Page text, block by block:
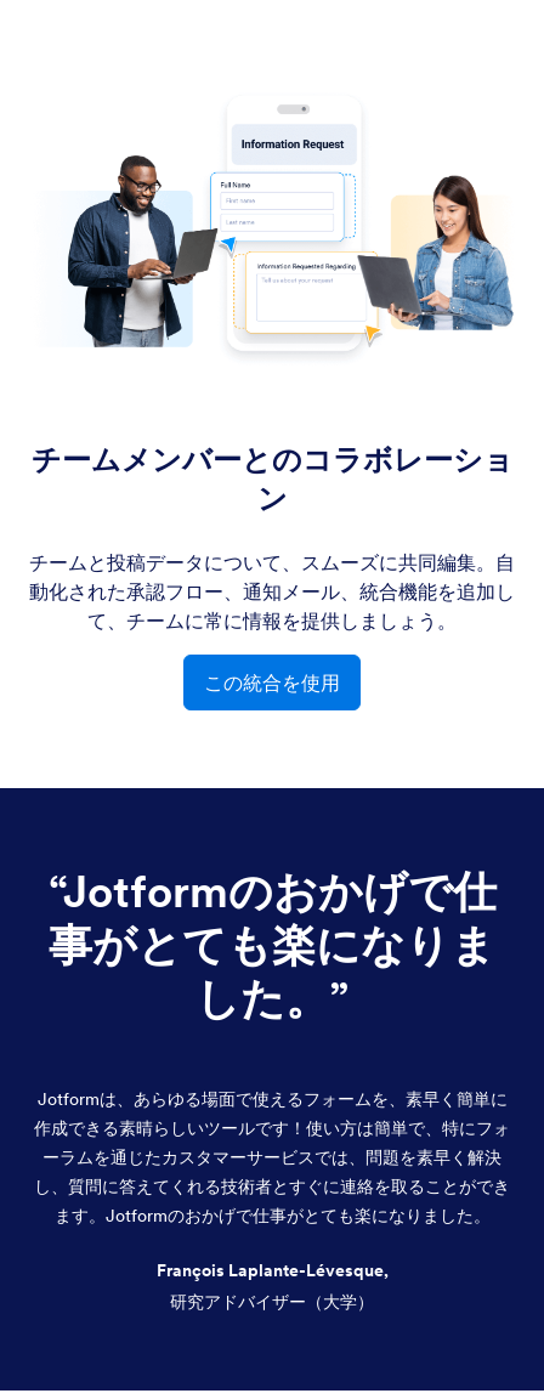
チームメンバーとのコラボレーショ
ン
チームと投稿データについて、スムーズに共同編集。自
動化された承認フロー、通知メール、統合機能を追加し
て、チームに常に情報を提供しましょう。
この統合を使用
“Jotformのおかげで仕
事がとても楽になりま
した。 ”
Jotformは、あらゆる場面で使えるフォームを、素早く簡単に
作成できる素晴らしいツールです！使い方は簡単で、特にフォ
ーラムを通じたカスタマーサービスでは、問題を素早く解決
し、質問に答えてくれる技術者とすぐに連絡を取ることができ
ます。Jotformのおかげで仕事がとても楽になりました。
François Laplante-Lévesque,
研究アドバイザー（大学）